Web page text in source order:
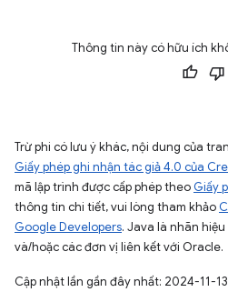
Thông tin này có hữu ích
Trừ phi có lưu ý khác, nội dung của
Giấy phép ghi nhận tác giả 4.0 của
mã lập trình được cấp phép theo Giấy
thông tin chi tiết, vui lòng tham khảo
Google Developers. Java là nhãn
và/hoặc các đơn vị liên kết với Oracle.
Cập nhật lần gần đây nhất: 2024-11-13